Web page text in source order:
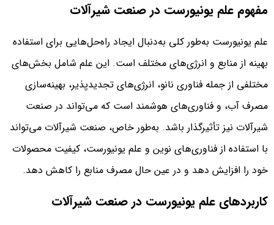
مفهوم علم یونیورست در صنعت شیرآلات
علم یونیورست به‌طور کلی به‌دنبال ایجاد راه‌حل‌هایی برای استفاده
بهینه از منابع و انرژی‌های مختلف است. این علم شامل بخش‌های
مختلفی از جمله فناوری نانو، انرژی‌های تجدیدپذیر، بهینه‌سازی
مصرف آب، و فناوری‌های هوشمند است که می‌تواند در صنعت
شیرآلات نیز تأثیرگذار باشد. به‌طور خاص، صنعت شیرآلات می‌تواند
با استفاده از فناوری‌های نوین و علم یونیورست، کیفیت محصولات
خود را افزایش دهد و در عین حال مصرف منابع را کاهش دهد.
کاربردهای علم یونیورست در صنعت شیرآلات